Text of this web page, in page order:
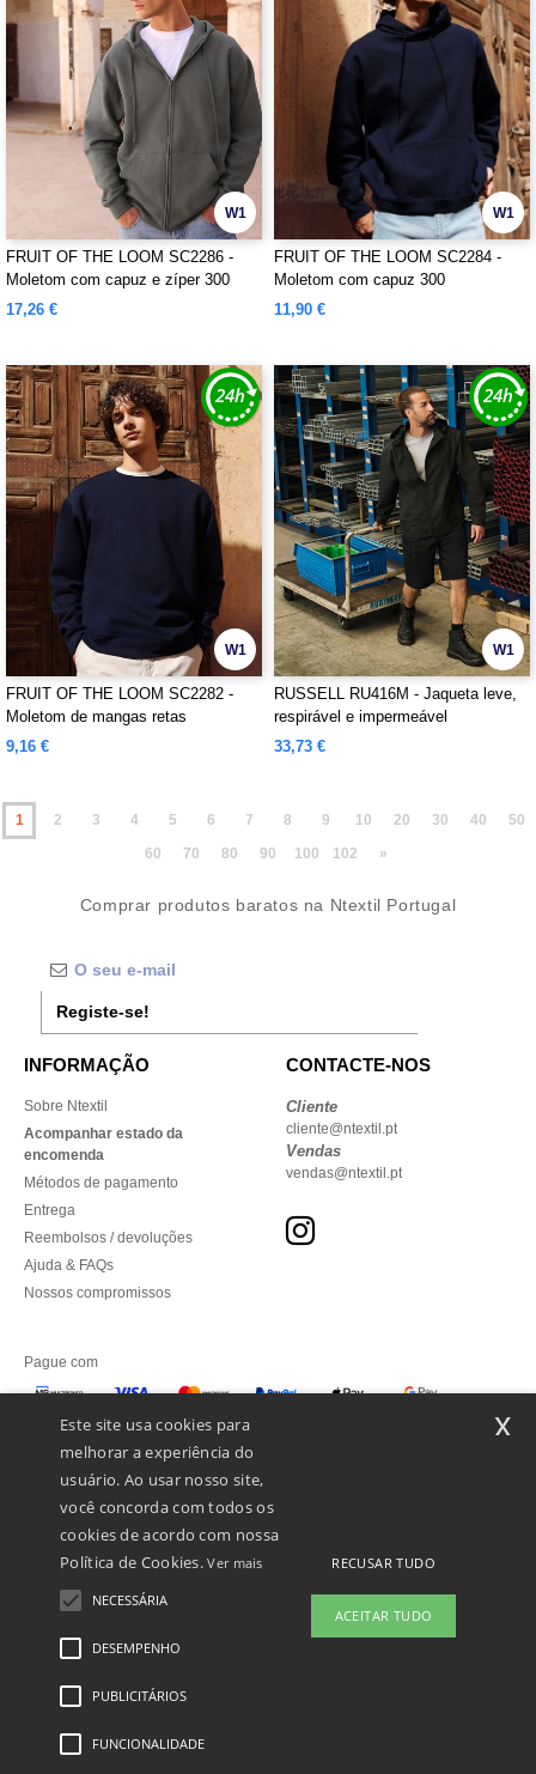
W1
FRUIT OF THE LOOM SC2286 -
Moletom com capuz e zíper 300
17,26 €
W1
FRUIT OF THE LOOM SC2284 -
Moletom com capuz 300
11,90 €
W1
FRUIT OF THE LOOM SC2282 -
Moletom de mangas retas
9,16 €
W1
RUSSELL RU416M - Jaqueta leve,
respirável e impermeável
33,73 €
1 2 3 4 5 6 7 8 9 10 20 30 40
50
60
70 80 90 100 102 »
Comprar produtos baratos na Ntextil Portugal
Registe-se!
INFORMAÇÃO
Sobre Ntextil
Acompanhar estado da
encomenda
Métodos de pagamento
Entrega
Reembolsos / devoluções
Ajuda & FAQs
Nossos compromissos
CONTACTE-NOS
Cliente
cliente@ntextil.pt
Vendas
vendas@ntextil.pt
Pague com
Enviamos com
Menções Legais-Política de Privacidade
Este site usa cookies para
melhorar a experiência do
usuário. Ao usar nosso site,
você concorda com todos os
cookies de acordo com nossa
Política de Cookies.Ver mais
NECESSÁRIA
DESEMPENHO
PUBLICITÁRIOS
FUNCIONALIDADE
RECUSAR TUDO
ACEITAR TUDO
x